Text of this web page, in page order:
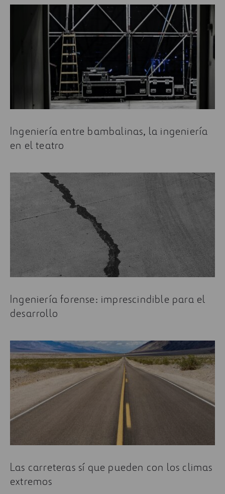
Ingeniería entre bambalinas, la ingeniería
en el teatro
Ingeniería forense: imprescindible para el
desarrollo
Las carreteras sí que pueden con los climas
extremos